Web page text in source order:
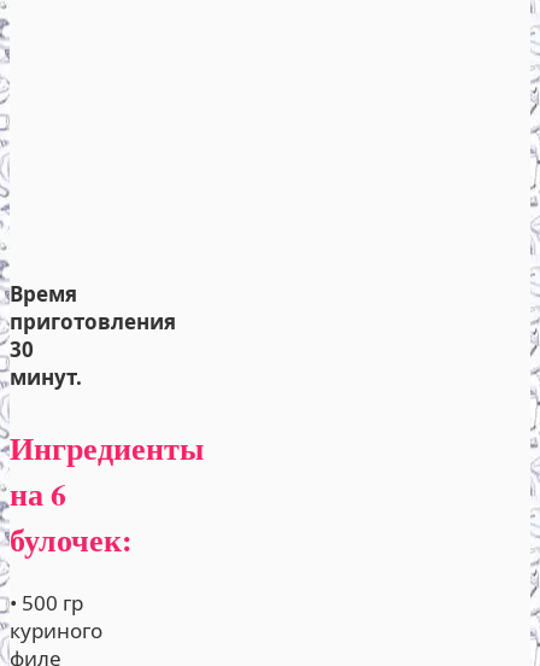
Время
приготовления
30
минут.
Ингредиенты
на 6
булочек:
• 500 гр
куриного
филе